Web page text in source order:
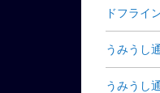
ドフライ
うみうし
うみうし